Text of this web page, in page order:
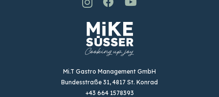
Mi.T Gastro Management GmbH
Bundesstraße 31, 4817 St. Konrad
+43 664 1578393